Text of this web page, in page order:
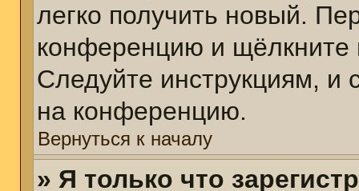
легко получить новый.
конференцию и щёлкните
Следуйте инструкциям, и
на конференцию.
Вернуться к началу
» Я только что